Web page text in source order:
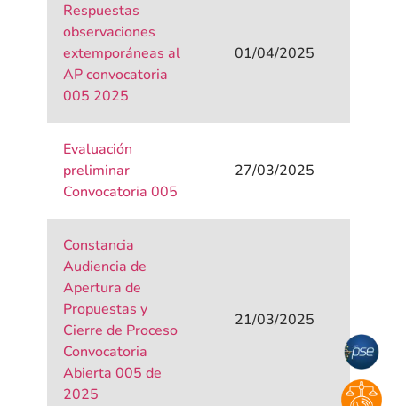
Respuestas
observaciones
extemporáneas al
AP convocatoria
005 2025
01/04/2025
Evaluación
preliminar
Convocatoria 005
27/03/2025
Constancia
Audiencia de
Apertura de
Propuestas y
Cierre de Proceso
Convocatoria
Abierta 005 de
2025
21/03/2025